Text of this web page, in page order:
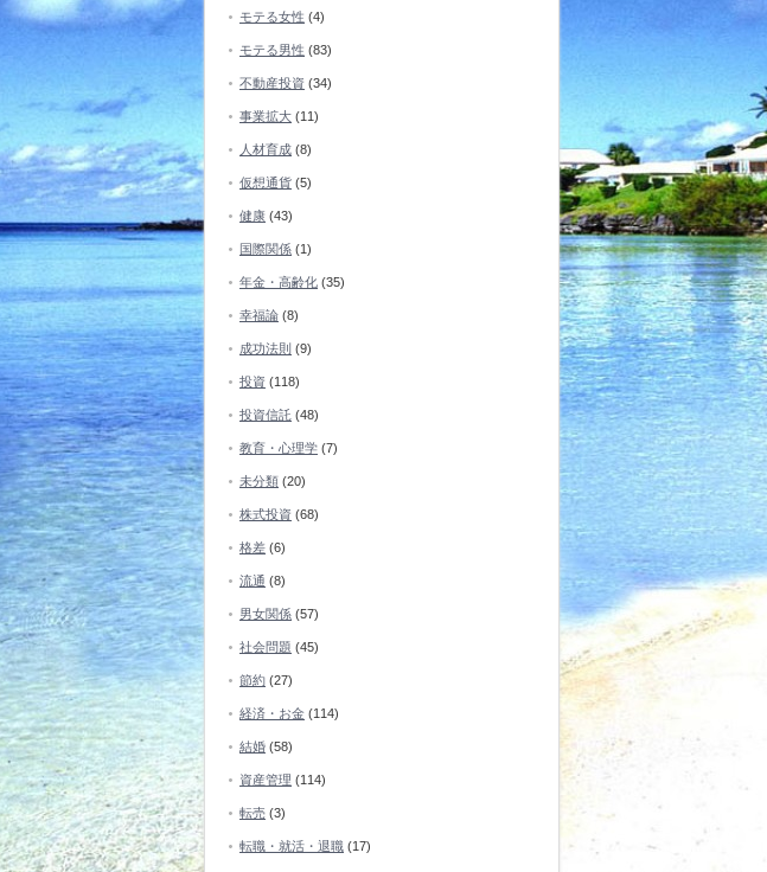
モテる女性 (4)
モテる男性 (83)
不動産投資 (34)
事業拡大 (11)
人材育成 (8)
仮想通貨 (5)
健康 (43)
国際関係 (1)
年金・高齢化 (35)
幸福論 (8)
成功法則 (9)
投資 (118)
投資信託 (48)
教育・心理学 (7)
未分類 (20)
株式投資 (68)
格差 (6)
流通 (8)
男女関係 (57)
社会問題 (45)
節約 (27)
経済・お金 (114)
結婚 (58)
資産管理 (114)
転売 (3)
転職・就活・退職 (17)